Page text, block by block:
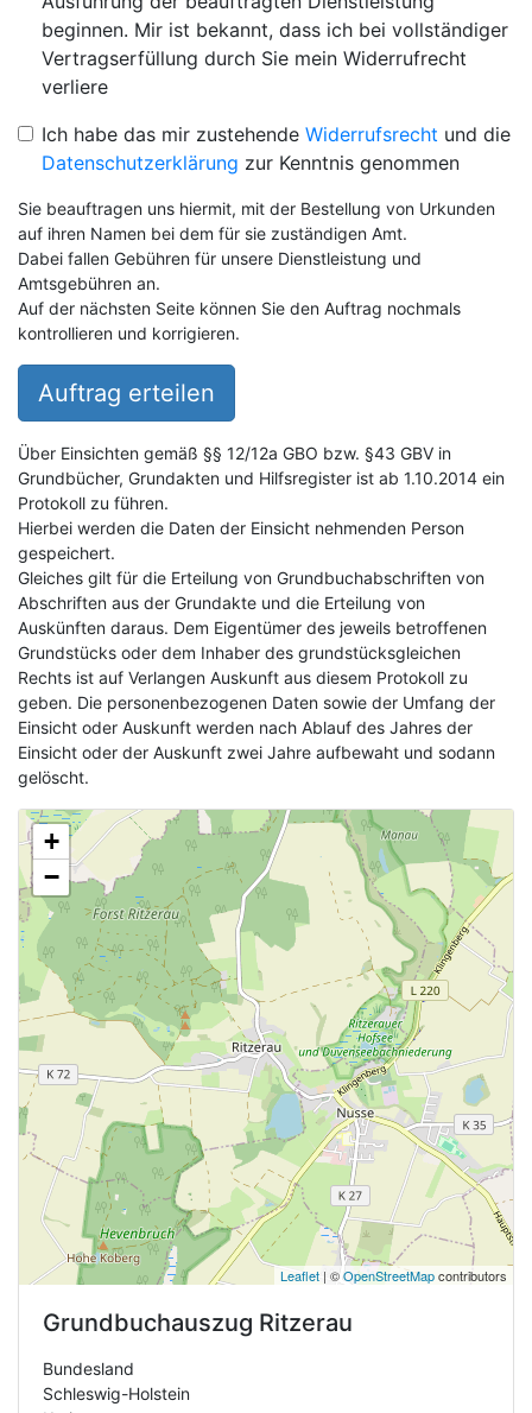
beginnen. Mir ist bekannt, dass ich bei vollständiger
Vertragserfüllung durch Sie mein Widerrufrecht
verliere
Ich habe das mir zustehende Widerrufsrecht und die
Datenschutzerklärung zur Kenntnis genommen
Sie beauftragen uns hiermit, mit der Bestellung von Urkunden
auf ihren Namen bei dem für sie zuständigen Amt.
Dabei fallen Gebühren für unsere Dienstleistung und
Amtsgebühren an.
Auf der nächsten Seite können Sie den Auftrag nochmals
kontrollieren und korrigieren.
Auftrag erteilen
Über Einsichten gemäß §§ 12/12a GBO bzw. §43 GBV in
Grundbücher, Grundakten und Hilfsregister ist ab 1.10.2014 ein
Protokoll zu führen.
Hierbei werden die Daten der Einsicht nehmenden Person
gespeichert.
Gleiches gilt für die Erteilung von Grundbuchabschriften von
Abschriften aus der Grundakte und die Erteilung von
Auskünften daraus. Dem Eigentümer des jeweils betroffenen
Grundstücks oder dem Inhaber des grundstücksgleichen
Rechts ist auf Verlangen Auskunft aus diesem Protokoll zu
geben. Die personenbezogenen Daten sowie der Umfang der
Einsicht oder Auskunft werden nach Ablauf des Jahres der
Einsicht oder der Auskunft zwei Jahre aufbewaht und sodann
gelöscht.
+
−
Leaflet | ©OpenStreetMapcontributors
Grundbuchauszug Ritzerau
Bundesland
Schleswig-Holstein